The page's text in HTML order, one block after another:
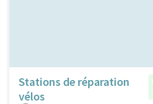
Stations de réparation
vélos